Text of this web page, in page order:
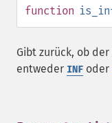
function
Gibt zurück, ob
entweder INF oder